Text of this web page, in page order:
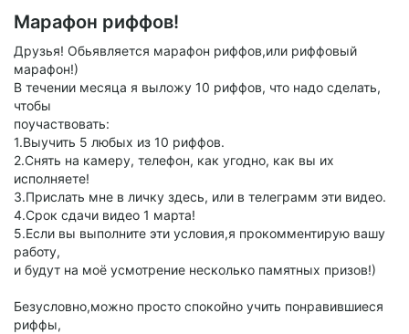
Марафон риффов!
Друзья! Обьявляется марафон риффов,или риффовый
марафон!)
В течении месяца я выложу 10 риффов, что надо сделать,
чтобы
поучаствовать:
1.Выучить 5 любых из 10 риффов.
2.Снять на камеру, телефон, как угодно, как вы их
исполняете!
3.Прислать мне в личку здесь, или в телеграмм эти видео.
4.Срок сдачи видео 1 марта!
5.Если вы выполните эти условия,я прокомментирую вашу
работу,
и будут на моё усмотрение несколько памятных призов!)
Безусловно,можно просто спокойно учить понравившиеся
риффы,